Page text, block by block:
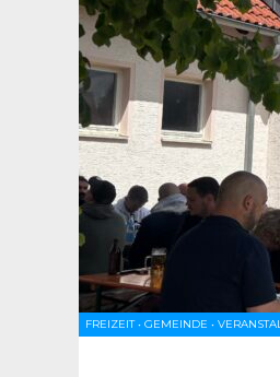
FREIZEIT• GEMEINDE •